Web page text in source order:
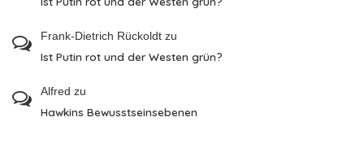
Frank-Dietrich Rückoldt zu
Ist Putin rot und der Westen grün?
Alfred zu
Hawkins Bewusstseinsebenen